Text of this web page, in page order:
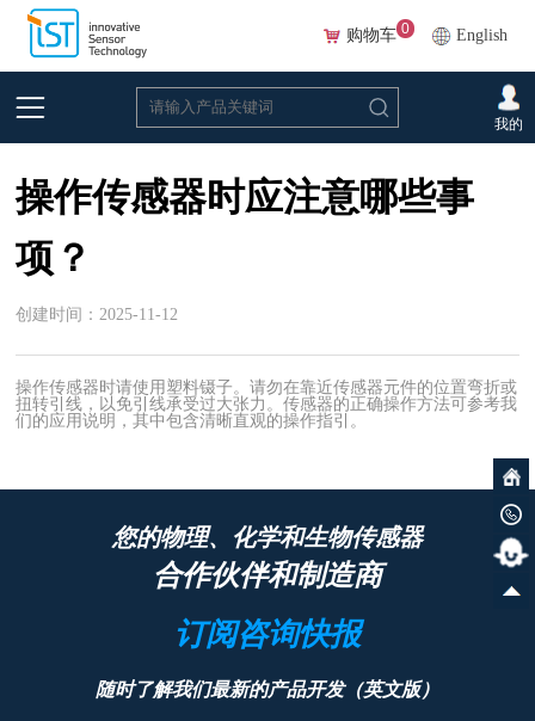
English
购物车 0
我的
首页 >关于传感器与服务
操作传感器时应注意哪些事
项？
创建时间：2025-11-12
操作传感器时请使用塑料镊子。请勿在靠近传感器元件的位置弯折或
扭转引线，以免引线承受过大张力。传感器的正确操作方法可参考我
们的应用说明，其中包含清晰直观的操作指引。
您的物理、化学和生物传感器
合作伙伴和制造商
订阅咨询快报
随时了解我们最新的产品开发（英文版）